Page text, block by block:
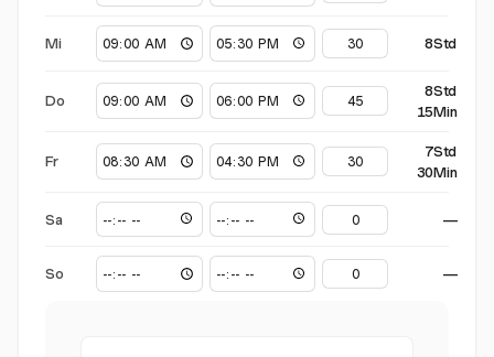
Mi 8Std
Do
8Std
15Min
Fr
7Std
30Min
Sa —
So —